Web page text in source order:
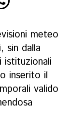
meteo
sin dalla
inserito il
valido